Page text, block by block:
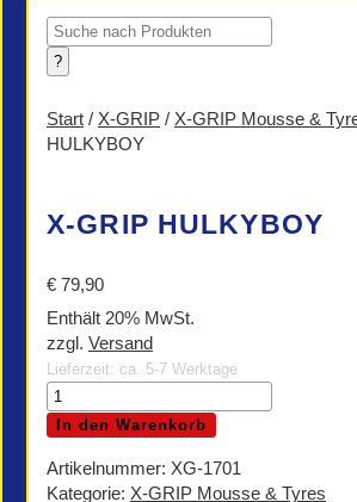
Products
search
?
Start / X-GRIP / X-GRIP Mousse &
HULKYBOY
X-GRIP HULKYBOY
€ 79,90
Enthält 20% MwSt.
zzgl. Versand
Lieferzeit: ca. 5-7 Werktage
X-
GRIP
HULKYBOY
Menge
In den Warenkorb
Artikelnummer: XG-1701
Kategorie: X-GRIP Mousse & Tyres